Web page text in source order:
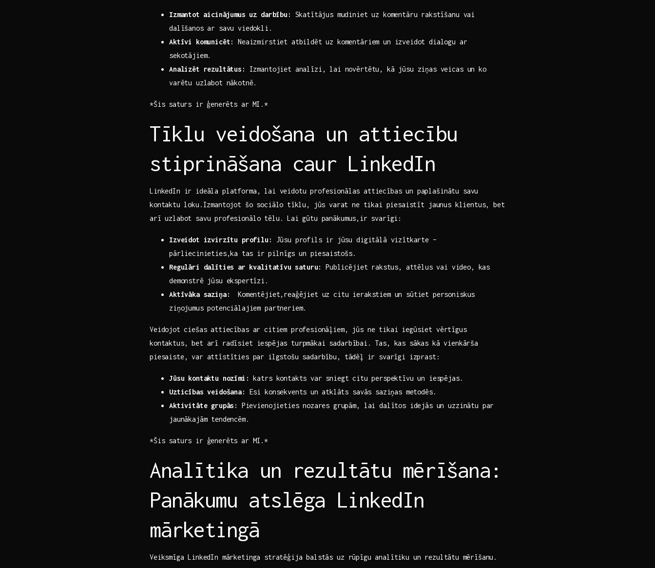
Izmantot ⁢aicinājumus uz darbību:
‌Skatītājus mudiniet uz komentāru rakstīšanu vai
dalīšanos ar savu viedokli.
Aktīvi ‌komunicēt:
Neaizmirstiet atbildēt uz​ komentāriem un izveidot dialogu​ ar
sekotājiem.
Analizēt rezultātus:
Izmantojiet analīzi, lai‍ novērtētu,‌ kā jūsu ziņas veicas un ko
varētu uzlabot nākotnē.
*Šis⁣ saturs ir⁢ ģenerēts ar MI.*
Tīklu‌ veidošana un attiecību‍
stiprināšana caur LinkedIn
LinkedIn ir ideāla platforma, lai veidotu profesionālas​ attiecības un paplašinātu savu
kontaktu⁤ loku.Izmantojot‌ šo ‍sociālo⁢ tīklu,‍ jūs⁤ varat ne‌ tikai piesaistīt jaunus klientus, bet⁣
arī uzlabot savu profesionālo ‍tēlu. Lai ⁣gūtu panākumus,ir ⁣svarīgi:
Izveidot izvirzītu profilu:
Jūsu profils ir⁣ jūsu digitālā vizītkarte –
pārliecinieties,ka ⁣tas⁤ ir ⁣pilnīgs un piesaistošs.
Regulāri‍ dalīties ar⁢ kvalitatīvu ⁣saturu:
Publicējiet rakstus, ‌attēlus⁣ vai video,‍ kas
demonstrē jūsu ekspertīzi.
Aktīvāka saziņa:
​ Komentējiet,reaģējiet uz citu ierakstiem‍ un sūtiet personiskus‍
ziņojumus ​potenciālajiem partneriem.
Veidojot⁣ ciešas attiecības ar citiem profesionāļiem, jūs‍ ne tikai iegūsiet vērtīgus
kontaktus, ‌bet arī radīsiet iespējas turpmākai sadarbībai. ⁣Tas, kas‍ sākas⁤ kā vienkārša
piesaiste, var attīstīties ⁣par ilgstošu sadarbību, tādēļ⁣ ir svarīgi izprast:
Jūsu kontaktu ‌nozīmi: katrs kontakts var‍ sniegt‌ citu⁢ perspektīvu un iespējas.
Uzticības veidošana:
Esi konsekvents⁤ un ⁤atklāts savās saziņas metodēs.
Aktivitāte grupās:
⁤Pievienojieties nozares grupām, lai dalītos idejās un‌ uzzinātu‍ par
jaunākajām tendencēm.
*Šis ‍saturs ir​ ģenerēts ar MI.*
Analītika un ​rezultātu mērīšana:
Panākumu atslēga LinkedIn ​
mārketingā
Veiksmīga ⁤LinkedIn mārketinga‍ stratēģija balstās uz rūpīgu analītiku un rezultātu⁤ mērīšanu.⁣